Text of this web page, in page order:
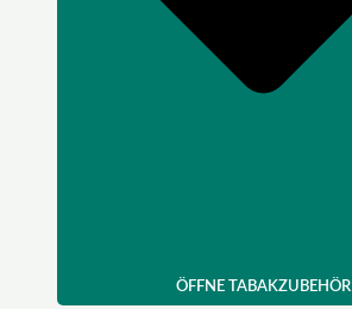
ÖFFNE TABAKZUBEHÖR